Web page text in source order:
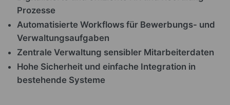
Prozesse
Automatisierte Workflows für Bewerbungs- und
Verwaltungsaufgaben
Zentrale Verwaltung sensibler Mitarbeiterdaten
Hohe Sicherheit und einfache Integration in
bestehende Systeme